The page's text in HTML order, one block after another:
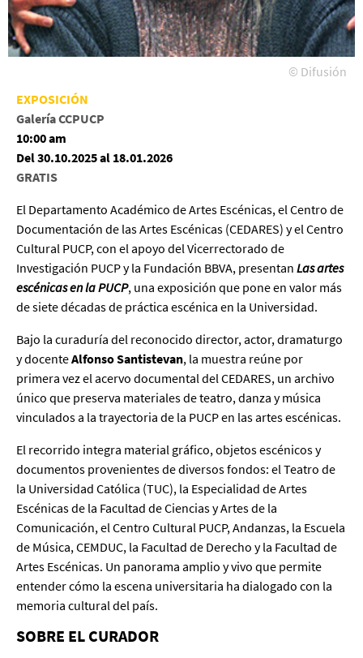
© Difusión
EXPOSICIÓN
Galería CCPUCP
10:00 am
Del 30.10.2025 al 18.01.2026
GRATIS
El Departamento Académico de Artes Escénicas, el Centro de
Documentación de las Artes Escénicas (CEDARES) y el Centro
Cultural PUCP, con el apoyo del Vicerrectorado de
Investigación PUCP y la Fundación BBVA, presentan Las artes
escénicas en la PUCP, una exposición que pone en valor más
de siete décadas de práctica escénica en la Universidad.
Bajo la curaduría del reconocido director, actor, dramaturgo
y docenteAlfonso Santistevan, la muestra reúne por
primera vez el acervo documental del CEDARES, un archivo
único que preserva materiales de teatro, danza y música
vinculados a la trayectoria de la PUCP en las artes escénicas.
El recorrido integra material gráfico, objetos escénicos y
documentos provenientes de diversos fondos: el Teatro de
la Universidad Católica (TUC), la Especialidad de Artes
Escénicas de la Facultad de Ciencias y Artes de la
Comunicación, el Centro Cultural PUCP, Andanzas, la Escuela
de Música, CEMDUC, la Facultad de Derecho y la Facultad de
Artes Escénicas. Un panorama amplio y vivo que permite
entender cómo la escena universitaria ha dialogado con la
memoria cultural del país.
SOBRE EL CURADOR